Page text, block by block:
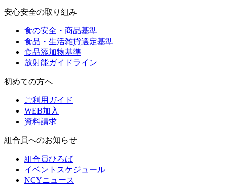
安心安全の取り組み
食の安全・商品基準
食品・生活雑貨選定基準
食品添加物基準
放射能ガイドライン
初めての方へ
ご利用ガイド
WEB加入
資料請求
組合員へのお知らせ
組合員ひろば
イベントスケジュール
NCYニュース